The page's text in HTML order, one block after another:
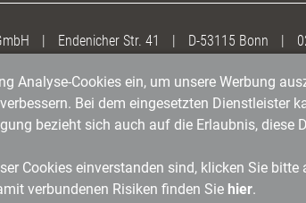
| Endenicher Str. 41 | D-53115 Bonn |
Analyse-Cookies ein, um unsere Werbung
Bei dem eingesetzten Dienstleister
bezieht sich auch auf die Erlaubnis, diese
Cookies einverstanden sind, klicken Sie
verbundenen Risiken finden Sie hier.